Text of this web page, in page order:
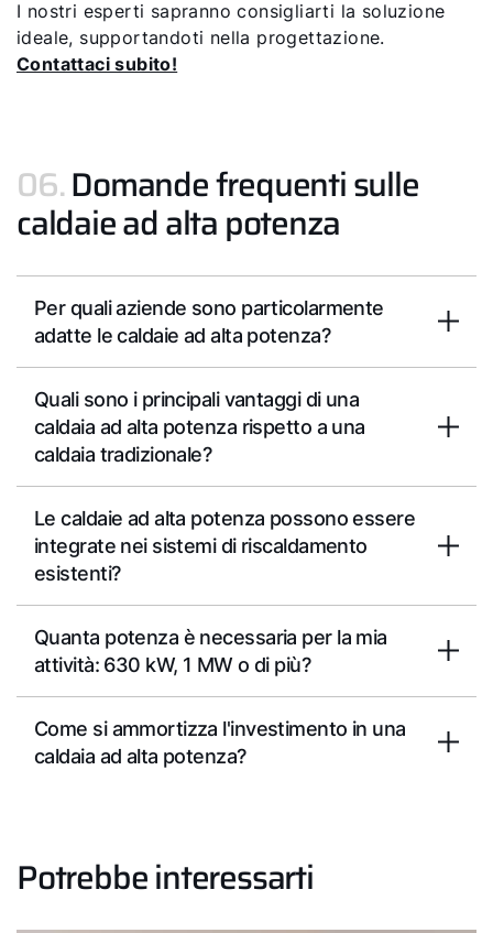
I nostri esperti sapranno consigliarti la soluzione
ideale, supportandoti nella progettazione.
Contattaci subito!
06.Domande frequenti sulle
caldaie ad alta potenza
Per quali aziende sono particolarmente
adatte le caldaie ad alta potenza?
Quali sono i principali vantaggi di una
caldaia ad alta potenza rispetto a una
caldaia tradizionale?
Le caldaie ad alta potenza possono essere
integrate nei sistemi di riscaldamento
esistenti?
Quanta potenza è necessaria per la mia
attività: 630 kW, 1 MW o di più?
Come si ammortizza l'investimento in una
caldaia ad alta potenza?
Potrebbe interessarti